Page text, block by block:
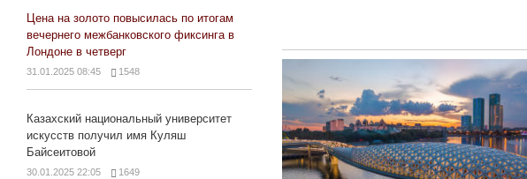
Цена на золото повысилась по итогам
вечернего межбанковского фиксинга в
Лондоне в четверг
31.01.2025 08:45 1548
Казахский национальный университет
искусств получил имя Куляш
Байсеитовой
30.01.2025 22:05 1649